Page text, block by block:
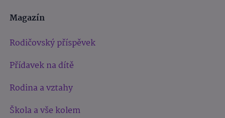
Magazín
Rodičovský příspěvek
Přídavek na dítě
Rodina a vztahy
Škola a vše kolem